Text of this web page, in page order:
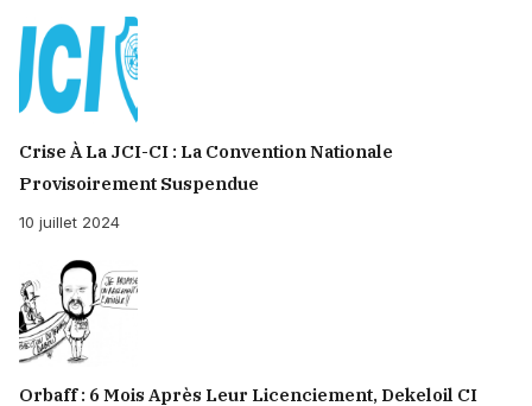
Crise À La JCI-CI : La Convention Nationale
Provisoirement Suspendue
10 juillet 2024
Orbaff : 6 Mois Après Leur Licenciement, Dekeloil CI